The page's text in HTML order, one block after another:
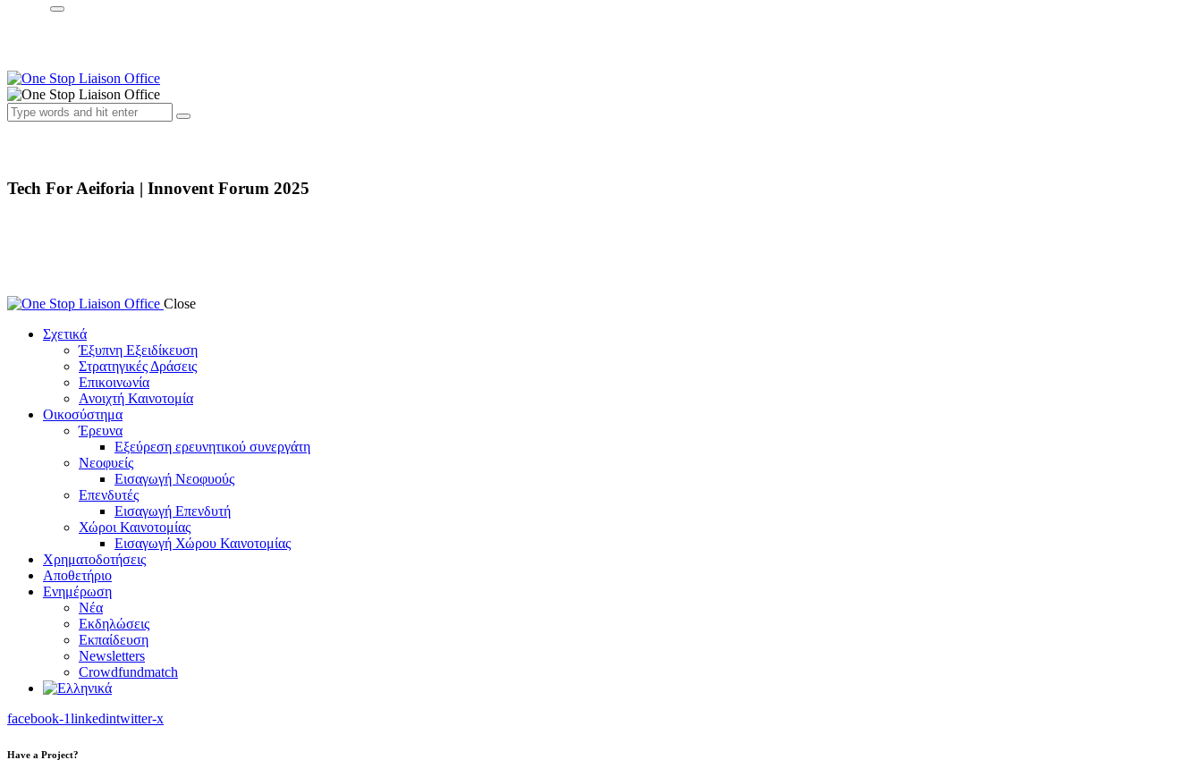
Tech For Aeiforia | Innovent Forum 2025
Close
Σχετικά
Έξυπνη Εξειδίκευση
Στρατηγικές Δράσεις
Επικοινωνία
Ανοιχτή Καινοτομία
Οικοσύστημα
Έρευνα
Εξεύρεση ερευνητικού συνεργάτη
Νεοφυείς
Εισαγωγή Νεοφυούς
Επενδυτές
Εισαγωγή Επενδυτή
Χώροι Καινοτομίας
Εισαγωγή Χώρου Καινοτομίας
Χρηματοδοτήσεις
Αποθετήριο
Ενημέρωση
Νέα
Εκδηλώσεις
Εκπαίδευση
Newsletters
Crowdfundmatch
facebook-1linkedintwitter-x
Have a Project?